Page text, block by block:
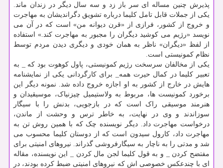
پذیرش چنین مساله ای سر باز زد و سه سال دیگر در زندان ماند.
یکی از جملات قابل تامل کلیما درباره تشویق دگراندیشان به مهاجرت
و خروج از کشور، فرازی از «قرن دیوانه من» است که در آن می
نویسد «رژیم می کوشید دیگران را مجبور به مهاجرت کند.» استفاده
از لفظ «دیگران» ناظر به همان خودی و دیگری دیدن مردم توسط
نظام کمونیستی است.
یکی از مخالفان سرسخت رژیم کمونیستی، پاول کوهوت بود که _ به
تعبیر کلیما در کمال حیرت همه_ برای کارگردانی یکی از نمایشنامه
هایش در خارج از کشور به او اجازه خروج داده شد. نمونه دیگر این
برخورد کمونیست ها، مربوط به ولاستیمیل چیزنیاک، موسیقیدان و
هنرمند موسیقی راک است که در بازجویی، بدنش را با سیگار
سوزاندند و وی در نهایت، به خاطر ترس و وحشت از ماندن،
درخواست مهاجرت داد. دیگر نویسنده چک که با همین روش تن به
مهاجرت داد، کارول سیدون است که از دوستان کلیما محسوب می
شد و مدتی را به ناچار به سیگارفروشی گذراند. نیروهای امنیتی برای
مفتضح کردن _ و به قول کلیما لجن مال کردن _ این نویسنده، مقاله
ای با چندعکس خصوصی اش که نیروهای امنیتی ضبط کرده بودند، در